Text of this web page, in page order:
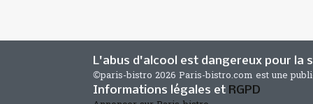
L'abus d'alcool est dangereux pour la
©paris-bistro 2026 Paris-bistro.com est une
Informations légales et RGPD